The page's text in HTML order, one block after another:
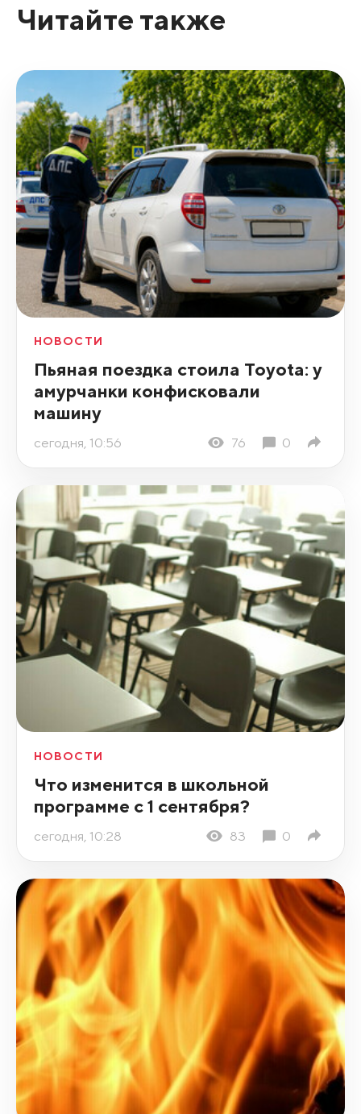
Читайте также
НОВОСТИ
Пьяная поездка стоила Toyota: у
амурчанки конфисковали
машину
сегодня, 10:56 76 0
НОВОСТИ
Что изменится в школьной
программе с 1 сентября?
сегодня, 10:28 83 0